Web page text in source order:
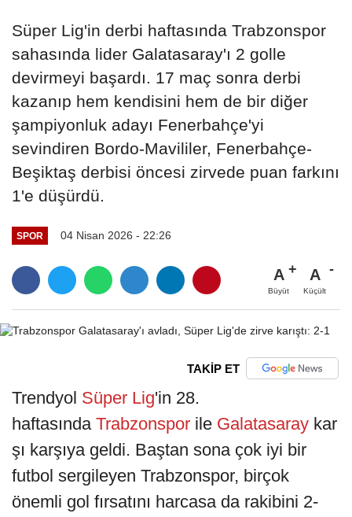
Süper Lig'in derbi haftasında Trabzonspor
sahasında lider Galatasaray'ı 2 golle
devirmeyi başardı. 17 maç sonra derbi
kazanıp hem kendisini hem de bir diğer
şampiyonluk adayı Fenerbahçe'yi
sevindiren Bordo-Mavililer, Fenerbahçe-
Beşiktaş derbisi öncesi zirvede puan farkını
1'e düşürdü.
SPOR 04 Nisan 2026 - 22:26
A
Büyüt
A
Küçült
TAKİP ET
Trendyol Süper Lig'in 28.
haftasındaTrabzonspor ile Galatasaray kar
şı karşıya geldi. Baştan sona çok iyi bir
futbol sergileyen Trabzonspor, birçok
önemli gol fırsatını harcasa da rakibini 2-